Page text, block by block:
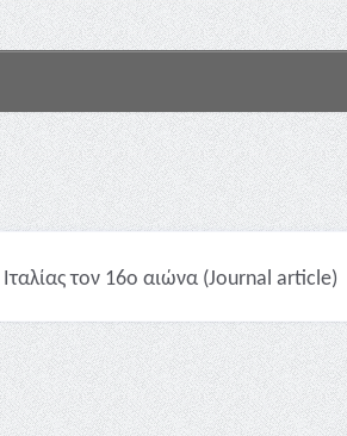
τον 16ο αιώνα (Journal article)